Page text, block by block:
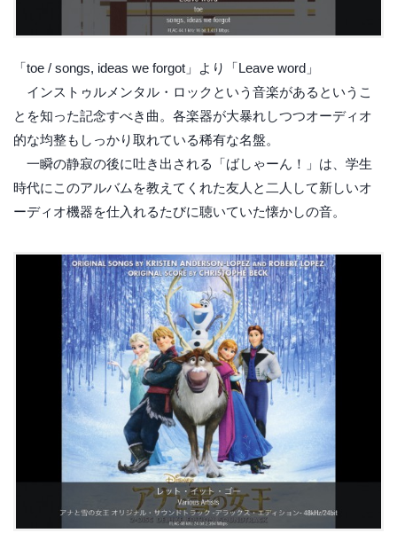
「toe / songs, ideas we forgot」より「Leave word」
インストゥルメンタル・ロックという音楽があるというこ
とを知った記念すべき曲。各楽器が大暴れしつつオーディオ
的な均整もしっかり取れている稀有な名盤。
一瞬の静寂の後に吐き出される「ばしゃーん！」は、学生
時代にこのアルバムを教えてくれた友人と二人して新しいオ
ーディオ機器を仕入れるたびに聴いていた懐かしの音。